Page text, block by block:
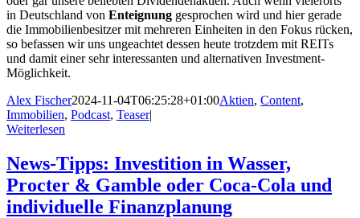
in Deutschland von Enteignung gesprochen wird und hier gerade
die Immobilienbesitzer mit mehreren Einheiten in den Fokus rücken,
so befassen wir uns ungeachtet dessen heute trotzdem mit REITs
und damit einer sehr interessanten und alternativen Investment-
Möglichkeit.
Alex Fischer2024-11-04T06:25:28+01:00Aktien, Content,
Immobilien, Podcast, Teaser|
Weiterlesen
News-Tipps: Investition in Wasser,
Procter & Gamble oder Coca-Cola und
individuelle Finanzplanung